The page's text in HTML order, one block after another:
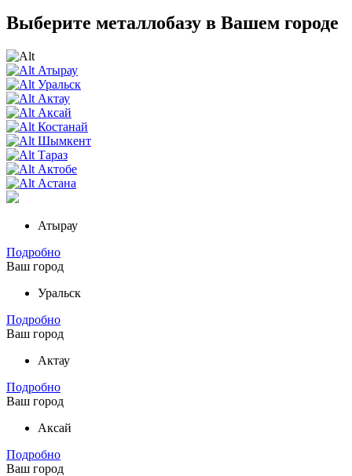
Выберите металлобазу в Вашем городе
Атырау
Уральск
Актау
Аксай
Костанай
Шымкент
Тараз
Актобе
Астана
Атырау
Подробно
Ваш город
Уральск
Подробно
Ваш город
Актау
Подробно
Ваш город
Аксай
Подробно
Ваш город